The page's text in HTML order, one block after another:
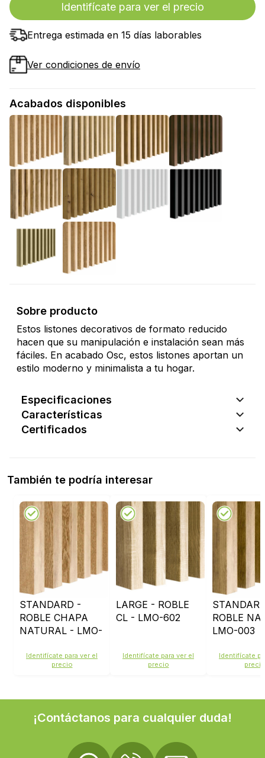
Identifícate para ver el precio
Entrega estimada en 15 días laborables
Ver condiciones de envío
Acabados disponibles
Sobre producto
Estos listones decorativos de formato reducido
hacen que su manipulación e instalación sean más
fáciles. En acabado Osc, estos listones aportan un
estilo moderno y minimalista a tu hogar.
Especificaciones
Características
Certificados
También te podría interesar
STANDARD -
ROBLE CHAPA
NATURAL - LMO-
Identifícate para ver el
precio
LARGE - ROBLE
CL - LMO-602
Identifícate para ver el
precio
ROBLE
LMO-003
Identifícate
precio
¡Contáctanos para cualquier duda!